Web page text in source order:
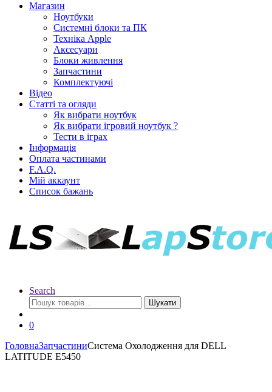
Магазин
Ноутбуки
Системні блоки та ПК
Техніка Apple
Аксесуари
Блоки живлення
Запчастини
Комплектуючі
Відео
Статті та огляди
Як вибрати ноутбук
Як вибрати ігровий ноутбук ?
Тести в іграх
Інформація
Оплата частинами
F.A.Q.
Мій аккаунт
Список бажань
Search
Шукати
0
ГоловнаЗапчастиниСистема Охолодження для DELL
LATITUDE E5450